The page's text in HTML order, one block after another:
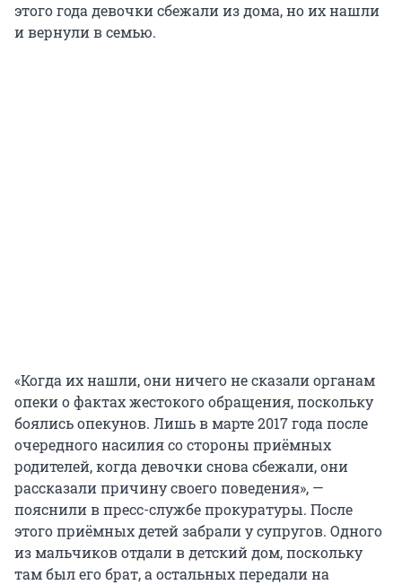
этого года девочки сбежали из дома, но их нашли
и вернули в семью.
«Когда их нашли, они ничего не сказали органам
опеки о фактах жестокого обращения, поскольку
боялись опекунов. Лишь в марте 2017 года после
очередного насилия со стороны приёмных
родителей, когда девочки снова сбежали, они
рассказали причину своего поведения», —
пояснили в пресс-службе прокуратуры. После
этого приёмных детей забрали у супругов. Одного
из мальчиков отдали в детский дом, поскольку
там был его брат, а остальных передали на